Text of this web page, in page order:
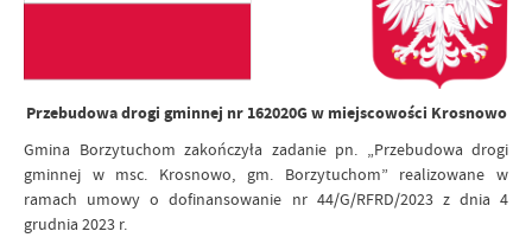
Przebudowa drogi gminnej nr 162020G w miejscowości Krosnowo
Gmina Borzytuchom zakończyła zadanie pn. „Przebudowa drogi
gminnej w msc. Krosnowo, gm. Borzytuchom” realizowane w
ramach umowy o dofinansowanie nr 44/G/RFRD/2023 z dnia 4
grudnia 2023 r.